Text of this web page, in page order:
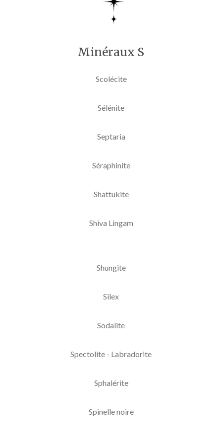
Minéraux S
Scolécite
Sélénite
Septaria
Séraphinite
Shattukite
Shiva Lingam
Shungite
Silex
Sodalite
Spectolite - Labradorite
Sphalérite
Spinelle noire